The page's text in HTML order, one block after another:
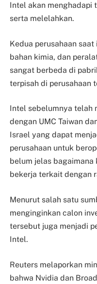
Intel akan menghadapi
serta melelahkan.
Kedua perusahaan
bahan kimia, dan
sangat berbeda di
terpisah di perusahaan
Intel sebelumnya telah
dengan UMC Taiwan
Israel yang dapat
perusahaan untuk
belum jelas
bekerja terkait dengan
Menurut salah satu
menginginkan calon
tersebut juga menjadi
Intel.
Reuters melaporkan
bahwa Nvidia dan